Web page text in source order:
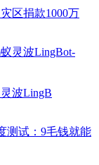
区捐款1000万
波LingB